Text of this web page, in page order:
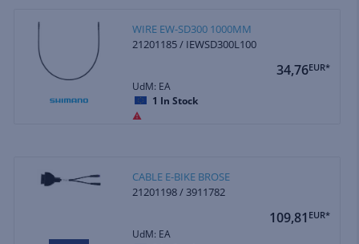
WIRE EW-SD300 1000MM
21201185 / IEWSD300L100
34,76EUR*
UdM: EA
1 In Stock
CABLE E-BIKE BROSE
21201198 / 3911782
109,81 EUR*
UdM: EA